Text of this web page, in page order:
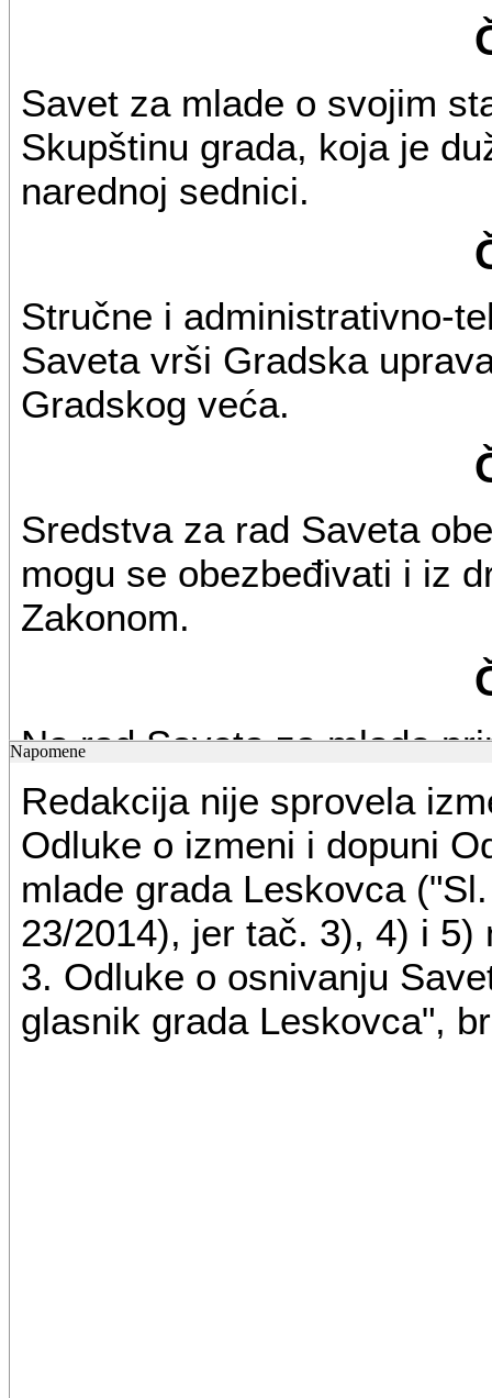
Savet za mlade o svojim
Skupštinu grada, koja je
narednoj sednici.
Stručne i administrativno-
Saveta vrši Gradska
Gradskog veća.
Sredstva za rad Saveta
mogu se obezbeđivati i iz
Zakonom.
Na rad Saveta za mlade
stalnih radnih tela
Skupštine grada Leskovca.
Ova Odluka stupa na
"Službenom glasniku
Napomene
Redakcija nije sprovela
Odluke o izmeni i dopuni
mlade grada Leskovca
23/2014), jer tač. 3), 4) i
3. Odluke o osnivanju
glasnik grada Leskovca",